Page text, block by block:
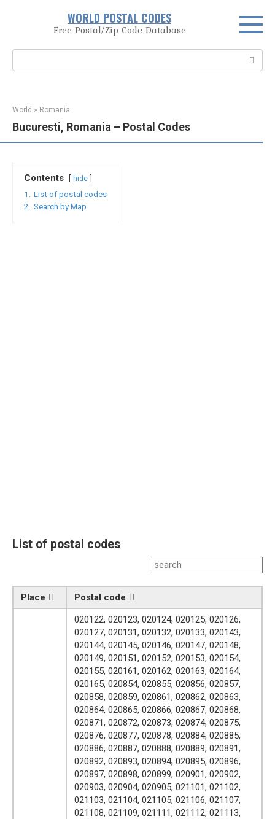
WORLD POSTAL CODES
Free Postal/Zip Code Database
World » Romania
Bucuresti, Romania – Postal Codes
Contents hide
1.
List of postal codes
2.
Search by Map
List of postal codes
Place Postal code
020122, 020123, 020124, 020125, 020126,
020127, 020131, 020132, 020133, 020143,
020144, 020145, 020146, 020147, 020148,
020149, 020151, 020152, 020153, 020154,
020155, 020161, 020162, 020163, 020164,
020165, 020854, 020855, 020856, 020857,
020858, 020859, 020861, 020862, 020863,
020864, 020865, 020866, 020867, 020868,
020871, 020872, 020873, 020874, 020875,
020876, 020877, 020878, 020884, 020885,
020886, 020887, 020888, 020889, 020891,
020892, 020893, 020894, 020895, 020896,
020897, 020898, 020899, 020901, 020902,
020903, 020904, 020905, 021101, 021102,
021103, 021104, 021105, 021106, 021107,
021108, 021109, 021111, 021112, 021113,